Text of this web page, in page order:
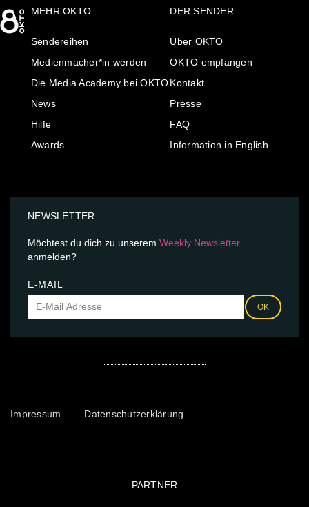
MEHR OKTO
Sendereihen
Medienmacher*in werden
Die Media Academy bei OKTO
News
Hilfe
Awards
DER SENDER
Über OKTO
OKTO empfangen
Kontakt
Presse
FAQ
Information in English
NEWSLETTER
Möchtest du dich zu unserem Weekly Newsletter
anmelden?
E-MAIL
OK
Impressum Datenschutzerklärung
PARTNER